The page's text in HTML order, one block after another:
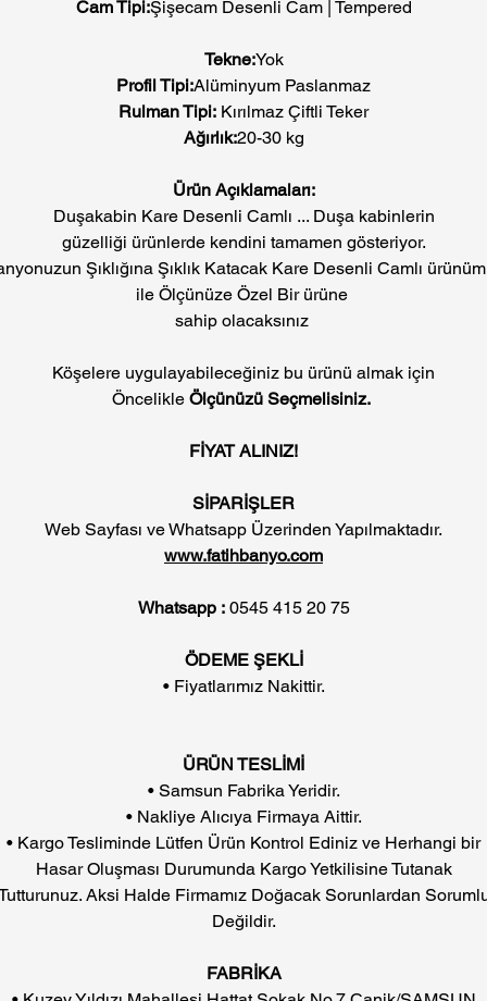
Cam Tipi:Şişecam Desenli Cam | Tempered
Tekne:Yok
Profil Tipi:Alüminyum Paslanmaz
Rulman Tipi: Kırılmaz Çiftli Teker
Ağırlık:20-30 kg
Ürün Açıklamaları:
Duşakabin Kare Desenli Camlı ... Duşa kabinlerin
güzelliği ürünlerde kendini tamamen gösteriyor.
Şıklığına Şıklık Katacak Kare Desenli Camlı
ile Ölçünüze Özel Bir ürüne
sahip olacaksınız
Köşelere uygulayabileceğiniz bu ürünü almak için
Öncelikle Ölçünüzü Seçmelisiniz.
FİYAT ALINIZ!
SİPARİŞLER
Web Sayfası ve Whatsapp Üzerinden Yapılmaktadır.
www.fatihbanyo.com
Whatsapp : 0545 415 20 75
ÖDEME ŞEKLİ
• Fiyatlarımız Nakittir.
ÜRÜN TESLİMİ
• Samsun Fabrika Yeridir.
• Nakliye Alıcıya Firmaya Aittir.
• Kargo Tesliminde Lütfen Ürün Kontrol Ediniz ve Herhangi bir
Hasar Oluşması Durumunda Kargo Yetkilisine Tutanak
Aksi Halde Firmamız Doğacak Sorunlardan
Değildir.
FABRİKA